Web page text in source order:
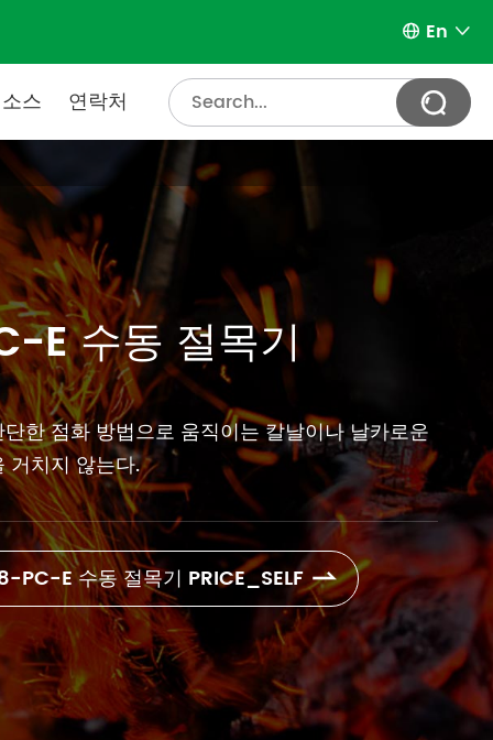
 En 
스 연락처 
E 수동 절목기
한 점화 방법으로 움직이는 칼날이나 날카로운
거치지 않는다.
PC-E 수동 절목기 PRICE_SELF